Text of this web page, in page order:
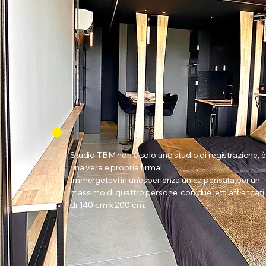
Studio TBM non è solo uno studio di registrazione, è
una vera e propria firma!
Immergetevi in un'esperienza unica pensata per un
massimo di quattro persone, con due letti affiancati
di 140 cm x 200 cm.